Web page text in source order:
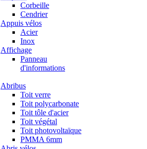
Corbeille
Cendrier
Appuis vélos
Acier
Inox
Affichage
Panneau
d'informations
Abribus
Toit verre
Toit polycarbonate
Toit tôle d'acier
Toit végétal
Toit photovoltaïque
PMMA 6mm